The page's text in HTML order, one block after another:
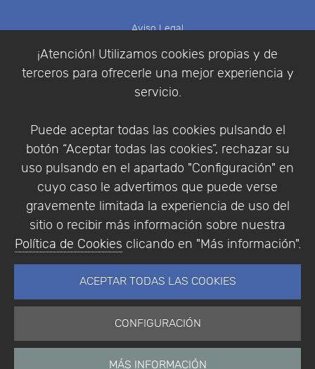
¡Atención! Utilizamos cookies propias y de
terceros para ofrecerle una mejor experiencia y
servicio.
Puede aceptar todas las cookies pulsando el
botón “Aceptar todas las cookies”, rechazar su
uso pulsando en el apartado "Configuración" en
cuyo caso le advertimos que puede verse
gravemente limitada la experiencia de uso del
sitio o recibir más información sobre nuestra
Política de Cookies clicando en "Más información".
ACEPTAR TODAS LAS COOKIES
CONFIGURACIÓN
MÁS INFORMACIÓN
Aviso Legal
Política de Privacidad
Condiciones de compra
Identificarse
Empresa|Aviso Legal| Política de Privacidad |
Política de Cookies
© Copyright 1994 - 2026. Addlink Software
Científico, S.L.
Portugal.